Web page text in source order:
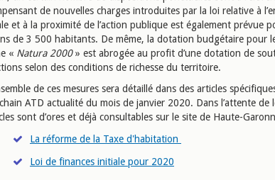
de nouvelles charges introduites par la loi relative à
et à la proximité de l’action publique est également prévue
de 3 500 habitants. De même, la dotation budgétaire pour
« Natura 2000» est abrogée au profit d’une dotation de
selon des conditions de richesse du territoire.
de ces mesures sera détaillé dans des articles
ATD actualité du mois de janvier 2020. Dans l’attente de
sont d’ores et déjà consultables sur le site de Haute-
La réforme de la Taxe d'habitation
Loi de finances initiale pour 2020